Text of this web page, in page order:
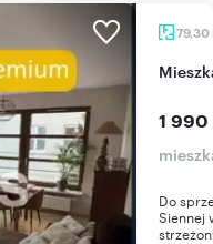
79,30
1 990
Do
Siennej